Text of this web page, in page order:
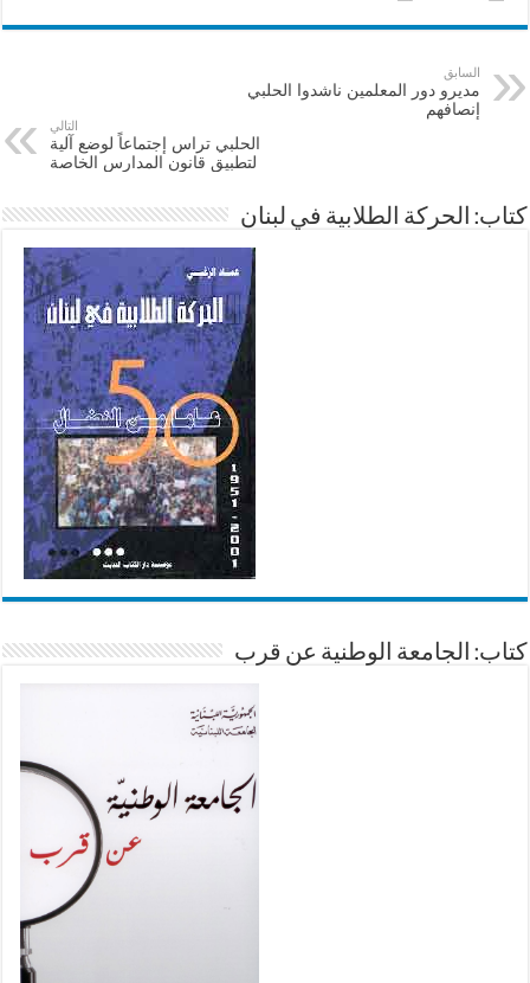
السابق
مديرو دور المعلمين ناشدوا الحلبي
إنصافهم
التالي
الحلبي تراس إجتماعاً لوضع آلية
لتطبيق قانون المدارس الخاصة
كتاب: الحركة الطلابية في لبنان
كتاب: الجامعة الوطنية عن قرب